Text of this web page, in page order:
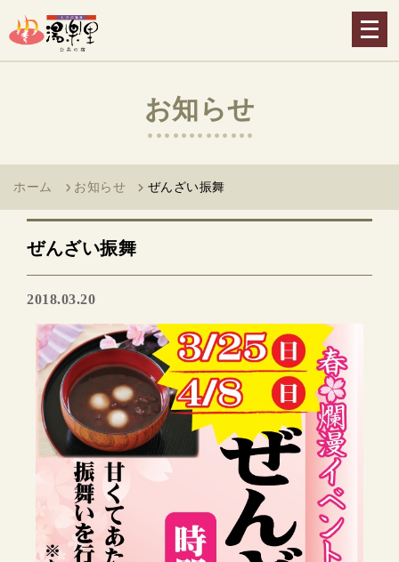
メ
ニ
ュ
お知らせ
ホーム お知らせ ぜんざい振舞
ぜんざい振舞
2018.03.20